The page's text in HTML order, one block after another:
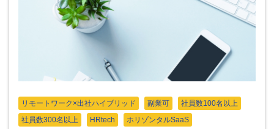
リモートワーク×出社ハイブリッド 副業可
社員数100名以上
社員数300名以上
HRtech ホリゾンタルSaaS